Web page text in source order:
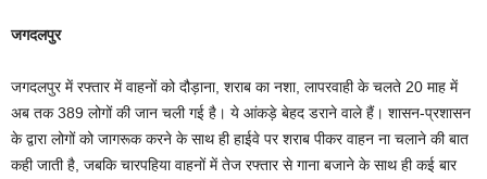
जगदलपुर
जगदलपुर में रफ्तार में वाहनों को दौड़ाना, शराब का नशा, लापरवाही के चलते 20 माह में
अब तक 389 लोगों की जान चली गई है। ये आंकड़े बेहद डराने वाले हैं। शासन-प्रशासन
के द्वारा लोगों को जागरूक करने के साथ ही हाईवे पर शराब पीकर वाहन ना चलाने की बात
कही जाती है, जबकि चारपहिया वाहनों में तेज रफ्तार से गाना बजाने के साथ ही कई बार